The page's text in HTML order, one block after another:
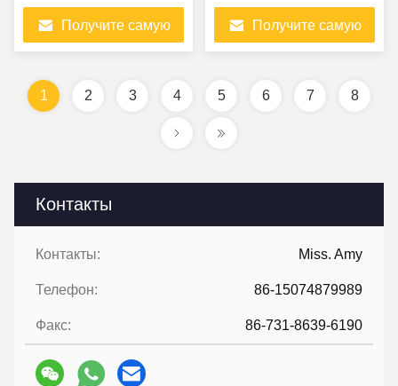
Контакты
Контакты: Miss. Amy
Телефон: 86-15074879989
Факс: 86-731-8639-6190
Керамический локоть
Сертификат ISO
Получите самую
насос для высокой
износостойкости
Получите самую
1 2 3 4 5 6 7 8